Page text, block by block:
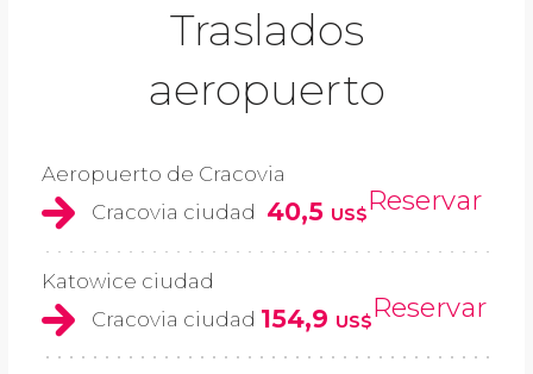
Traslados
aeropuerto
Aeropuerto de Cracovia
Cracovia ciudad 40,5 US$Reservar
Katowice ciudad
Cracovia ciudad 154,9 US$Reservar